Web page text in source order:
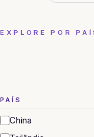
EXPLORE POR
CHINA
PAÍS
China